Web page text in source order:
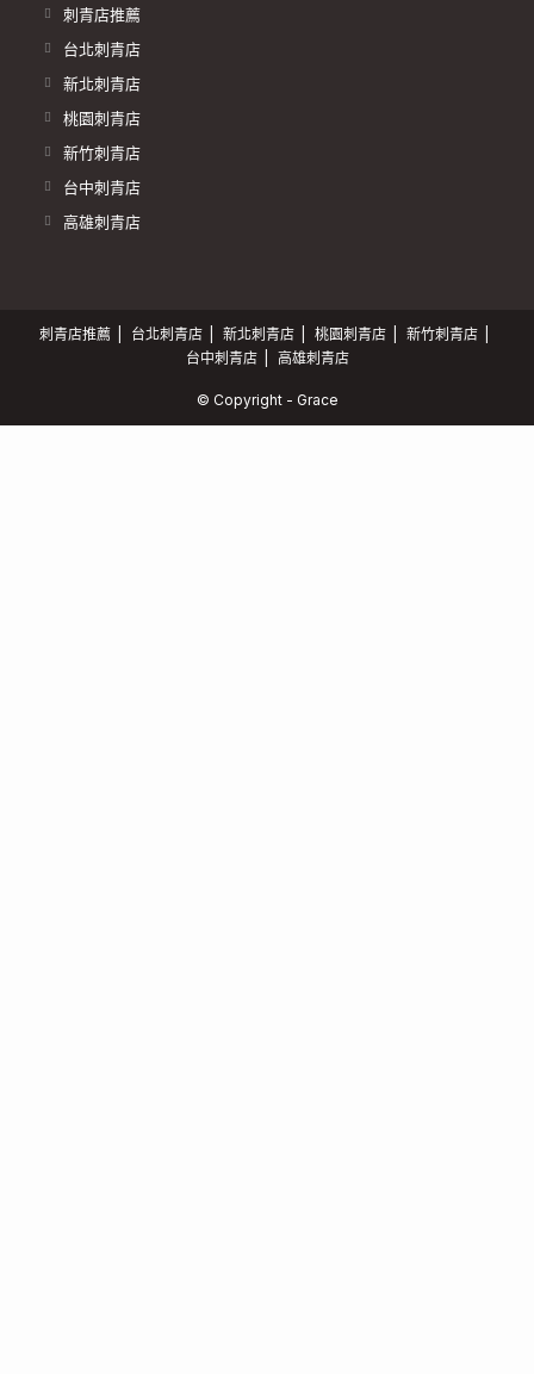
刺青店推薦
台北刺青店
新北刺青店
桃園刺青店
新竹刺青店
台中刺青店
高雄刺青店
刺青店推薦 台北刺青店 新北刺青店 桃園刺青店
新竹刺青店
台中刺青店
高雄刺青店
© Copyright - Grace